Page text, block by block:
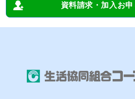
資料請求・加入お